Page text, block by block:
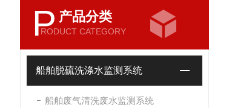
P 产品分类
RODUCT CATEGORY
船舶脱硫洗涤水监测系统
船舶废气清洗废水监测系统